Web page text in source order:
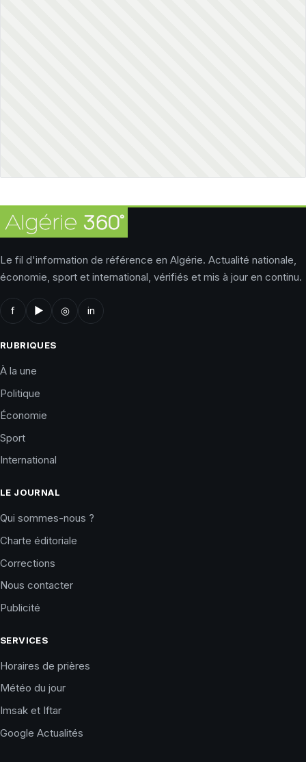
Le fil d'information de référence en Algérie. Actualité nationale,
économie, sport et international, vérifiés et mis à jour en continu.
f ▶ ◎ in
RUBRIQUES
À la une
Politique
Économie
Sport
International
LE JOURNAL
Qui sommes-nous ?
Charte éditoriale
Corrections
Nous contacter
Publicité
SERVICES
Horaires de prières
Météo du jour
Imsak et Iftar
Google Actualités